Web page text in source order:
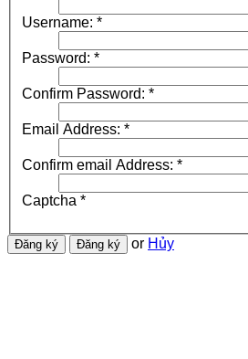
Username: *
Password: *
Confirm Password: *
Email Address: *
Confirm email Address: *
Captcha *
or Hủy